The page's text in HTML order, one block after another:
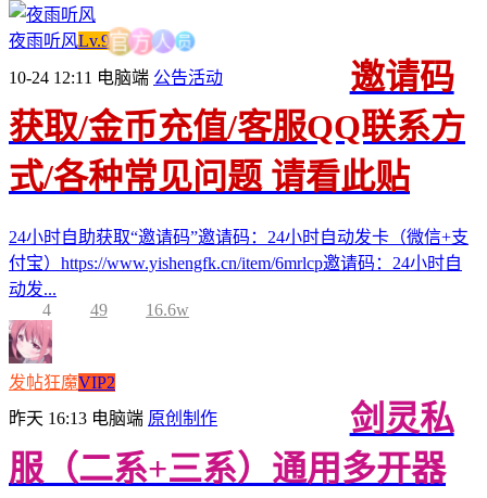
夜雨听风Lv.9官 方人员
10-24 12:11 电脑端 公告活动
邀请码
获取/金币充值/客服QQ联系方
式/各种常见问题 请看此贴
24小时自助获取“邀请码”邀请码：24小时自动发卡（微信+支
付宝）https://www.yishengfk.cn/item/6mrlcp邀请码：24小时自
动发...
4
49 16.6w
发帖狂魔VIP2
昨天 16:13 电脑端 原创制作
剑灵私
服（二系+三系）通用多开器